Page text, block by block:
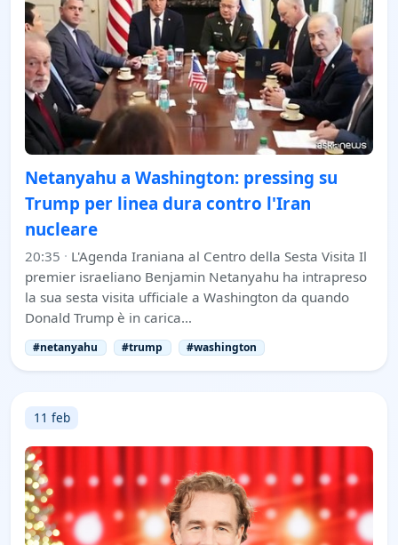
Netanyahu a Washington: pressing su
Trump per linea dura contro l'Iran
nucleare
20:35 · L'Agenda Iraniana al Centro della Sesta Visita Il
premier israeliano Benjamin Netanyahu ha intrapreso
la sua sesta visita ufficiale a Washington da quando
Donald Trump è in carica…
#netanyahu #trump #washington
11 feb